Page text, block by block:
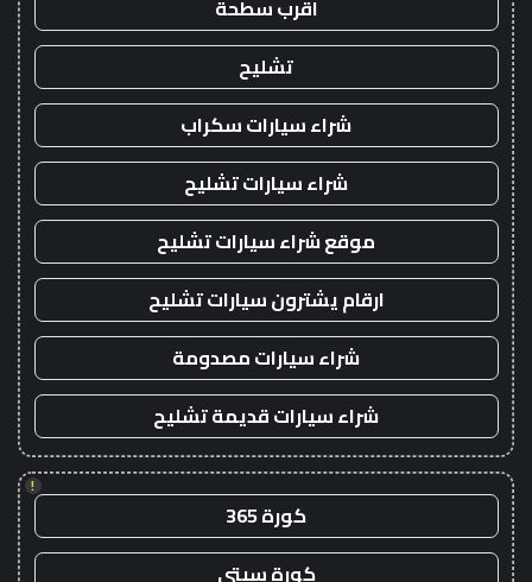
اقرب سطحة
تشليح
شراء سيارات سكراب
شراء سيارات تشليح
موقع شراء سيارات تشليح
ارقام يشترون سيارات تشليح
شراء سيارات مصدومة
شراء سيارات قديمة تشليح
!
كورة 365
كورة سيتي